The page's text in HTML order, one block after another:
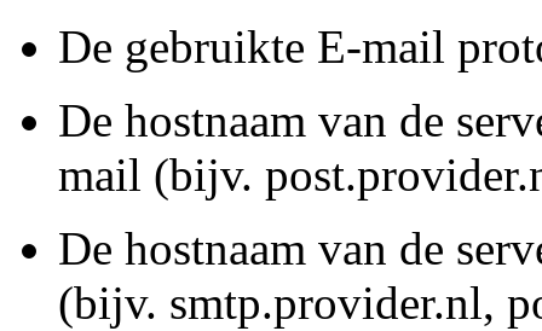
De gebruikte E-mail
De hostnaam van de
mail (bijv.
De hostnaam van de
(bijv. smtp.provider.nl,